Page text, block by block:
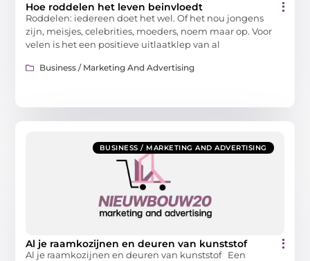
Hoe roddelen het leven beinvloedt
Roddelen: iedereen doet het wel. Of het nou jongens
zijn, meisjes, celebrities, moeders, noem maar op. Voor
velen is het een positieve uitlaatklep van al
Business / Marketing And Advertising
BUSINESS / MARKETING AND ADVERTISING
Al je raamkozijnen en deuren van kunststof
Al je raamkozijnen en deuren van kunststof Een